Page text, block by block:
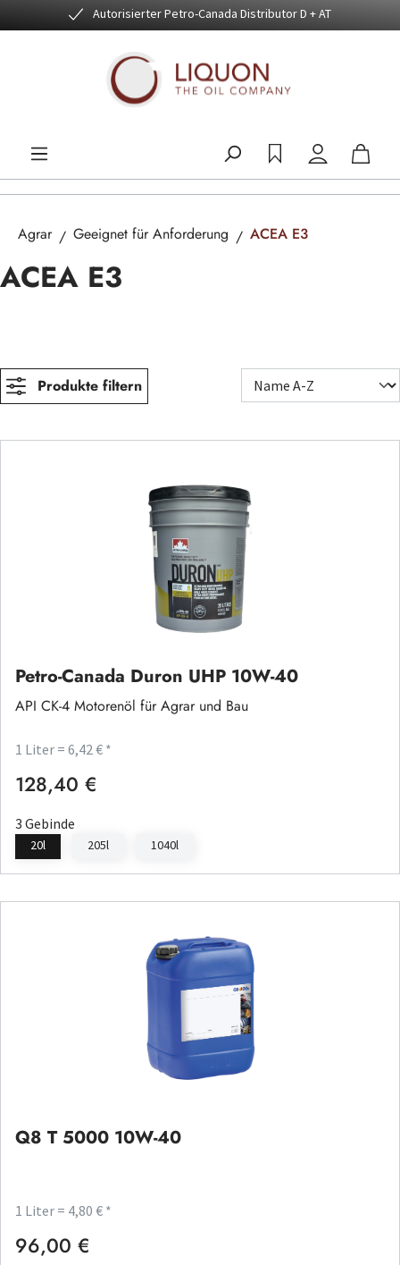
Zum Hauptinhalt springenAutorisierter Petro-Canada Distributor D + AT
Agrar Geeignet für Anforderung ACEA E3
ACEA E3
Produkte filtern
Petro-Canada Duron UHP 10W-40
API CK-4 Motorenöl für Agrar und Bau
1 Liter = 6,42 € *
Regulärer Preis:
128,40 €
3 Gebinde
20l 205l 1040l
Q8 T 5000 10W-40
1 Liter = 4,80 € *
Regulärer Preis:
96,00 €